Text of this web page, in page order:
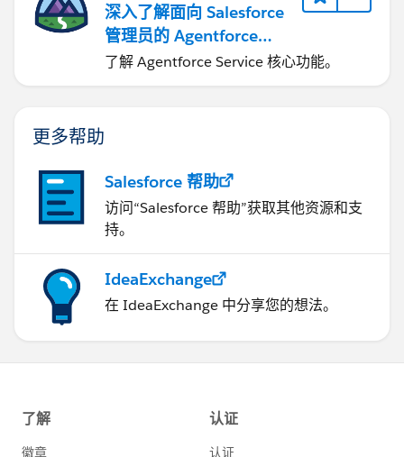
深入了解面向 Salesforce
管理员的 Agentforce
Service
了解 Agentforce Service 核心功能。
更多帮助
Salesforce 帮助
访问“Salesforce 帮助”获取其他资源和支
持。
IdeaExchange
在 IdeaExchange 中分享您的想法。